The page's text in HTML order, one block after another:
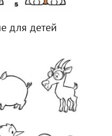
для детей